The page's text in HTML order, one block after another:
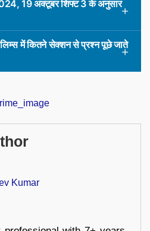
19 अक्टूबर शिफ्ट 3 के अनुसार
में कितने सेक्शन से प्रश्न पूछे जाते
Kumar